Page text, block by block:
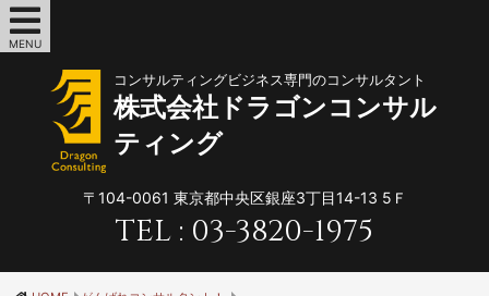
MENU
コンサルティングビジネス専門のコンサルタント
株式会社ドラゴンコンサル
ティング
〒104-0061 東京都中央区銀座3丁目14-13 5Ｆ
TEL : 03-3820-1975